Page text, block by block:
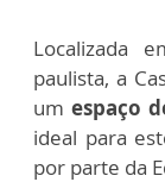
Localizada
paulista, a
um espaço
ideal para
por parte da